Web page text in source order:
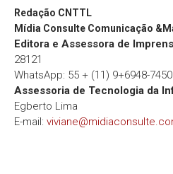
Redação CNTTL
Mídia Consulte Comunicação
Editora e Assessora de
28121
WhatsApp: 55 + (11) 9+6948-7450
Assessoria de Tecnologia da
Egberto Lima
E-mail: